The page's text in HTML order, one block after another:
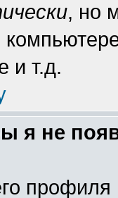
, но
и т.д.
я не